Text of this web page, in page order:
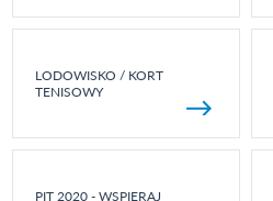
LODOWISKO / KORT
TENISOWY
PIT 2020 - WSPIERAJ